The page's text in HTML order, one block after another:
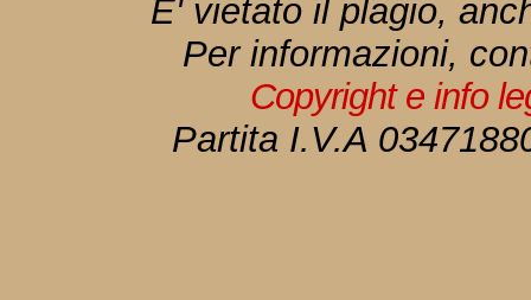
E' vietato il plagio,
Per informazioni,
Copyright e info
Partita I.V.A